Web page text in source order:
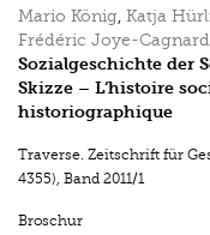
Mario König, Katja
Frédéric Joye-Cagnard
Sozialgeschichte der
Skizze – L‘histoire
historiographique
Traverse. Zeitschrift für
4355), Band 2011/1
Broschur